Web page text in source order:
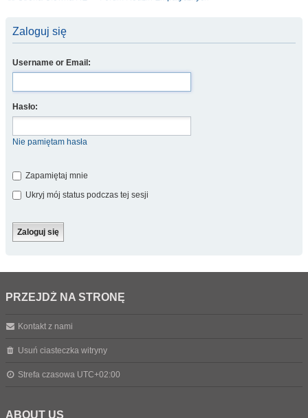
Zaloguj się
Username or Email:
Hasło:
Nie pamiętam hasła
Zapamiętaj mnie
Ukryj mój status podczas tej sesji
PRZEJDŹ NA STRONĘ
Kontakt z nami
Usuń ciasteczka witryny
Strefa czasowa UTC+02:00
ABOUT US